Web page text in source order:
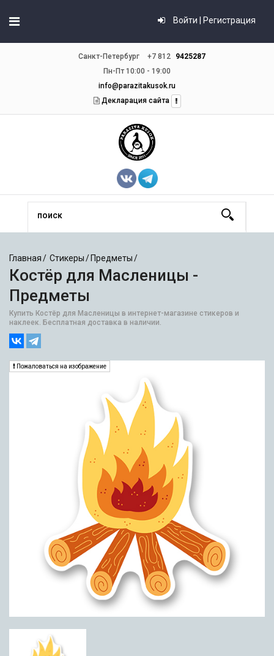
Войти | Регистрация
Санкт-Петербург +7 812
9425287
Пн-Пт 10:00 - 19:00
info@parazitakusok.ru
Декларация сайта
Главная Стикеры Предметы
Костёр для Масленицы -
Предметы
Купить Костёр для Масленицы в интернет-магазине стикеров и
наклеек. Бесплатная доставка в наличии.
Пожаловаться на изображение